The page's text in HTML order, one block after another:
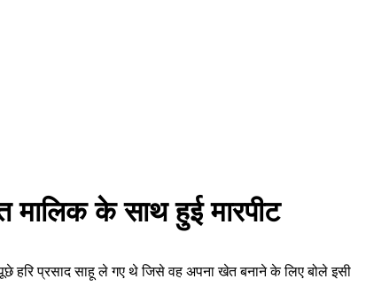
के साथ हुई मारपीट
हरि प्रसाद साहू ले गए थे जिसे वह अपना खेत बनाने के लिए बोले इसी